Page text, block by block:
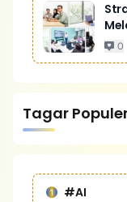
0
Tagar
#AI